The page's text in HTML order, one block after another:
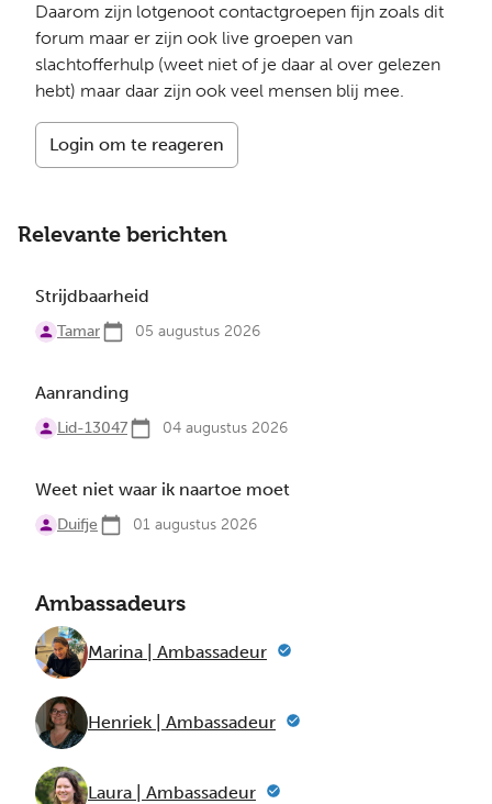
Daarom zijn lotgenoot contactgroepen fijn zoals dit
forum maar er zijn ook live groepen van
slachtofferhulp (weet niet of je daar al over gelezen
hebt) maar daar zijn ook veel mensen blij mee.
Login om te reageren
Relevante berichten
Strijdbaarheid
Tamar 05 augustus 2026
Aanranding
Lid-13047 04 augustus 2026
Weet niet waar ik naartoe moet
Duifje 01 augustus 2026
Ambassadeurs
Marina | Ambassadeur
Henriek | Ambassadeur
Laura | Ambassadeur